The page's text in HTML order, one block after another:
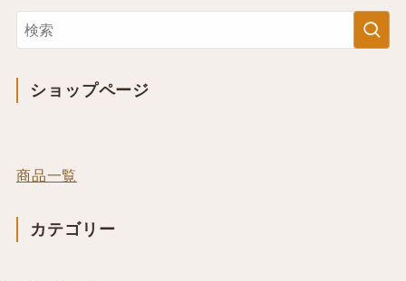
ショップページ
商品一覧
カテゴリー